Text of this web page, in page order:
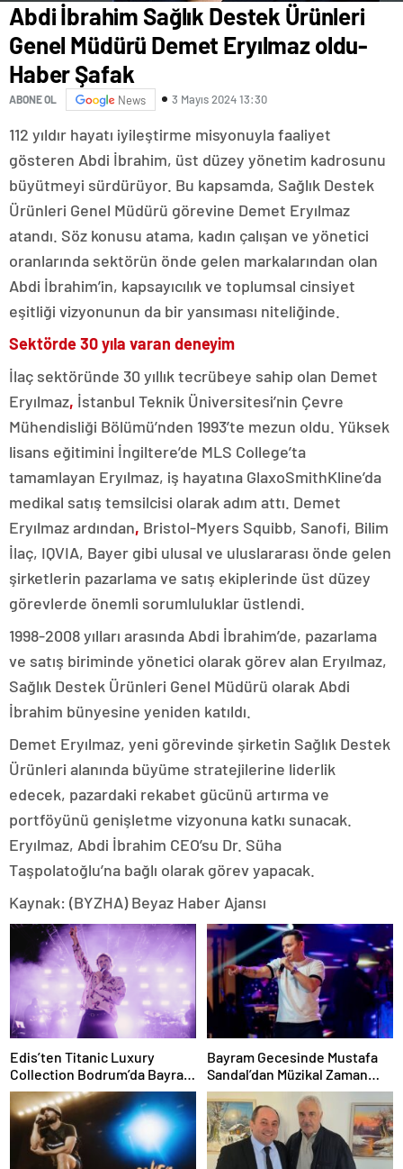
Abdi İbrahim Sağlık Destek Ürünleri
Genel Müdürü Demet Eryılmaz oldu-
Haber Şafak
ABONE OL News 3 Mayıs 2024 13:30
112 yıldır hayatı iyileştirme misyonuyla faaliyet
gösteren Abdi İbrahim, üst düzey yönetim kadrosunu
büyütmeyi sürdürüyor. Bu kapsamda, Sağlık Destek
Ürünleri Genel Müdürü görevine Demet Eryılmaz
atandı. Söz konusu atama, kadın çalışan ve yönetici
oranlarında sektörün önde gelen markalarından olan
Abdi İbrahim’in, kapsayıcılık ve toplumsal cinsiyet
eşitliği vizyonunun da bir yansıması niteliğinde.
Sektörde 30 yıla varan deneyim
İlaç sektöründe 30 yıllık tecrübeye sahip olan Demet
Eryılmaz, İstanbul Teknik Üniversitesi’nin Çevre
Mühendisliği Bölümü’nden 1993’te mezun oldu. Yüksek
lisans eğitimini İngiltere’de MLS College’ta
tamamlayan Eryılmaz, iş hayatına GlaxoSmithKline’da
medikal satış temsilcisi olarak adım attı. Demet
Eryılmazardından, Bristol-Myers Squibb, Sanofi, Bilim
İlaç, IQVIA, Bayer gibi ulusal ve uluslararası önde gelen
şirketlerin pazarlama ve satış ekiplerinde üst düzey
görevlerde önemli sorumluluklar üstlendi.
1998-2008 yılları arasında Abdi İbrahim’de, pazarlama
ve satış biriminde yönetici olarak görev alan Eryılmaz,
Sağlık Destek Ürünleri Genel Müdürü olarak Abdi
İbrahim bünyesine yeniden katıldı.
Demet Eryılmaz, yeni görevinde şirketin Sağlık Destek
Ürünleri alanında büyüme stratejilerine liderlik
edecek, pazardaki rekabet gücünü artırma ve
portföyünü genişletme vizyonuna katkı sunacak.
Eryılmaz, Abdi İbrahim CEO’su Dr. Süha
Taşpolatoğlu’na bağlı olarak görev yapacak.
Kaynak: (BYZHA) Beyaz Haber Ajansı
Edis’ten Titanic Luxury
Collection Bodrum’da Bayram
Gecesine Damga Vuran
Performans
Bayram Gecesinde Mustafa
Sandal’dan Müzikal Zaman
Yolculuğu